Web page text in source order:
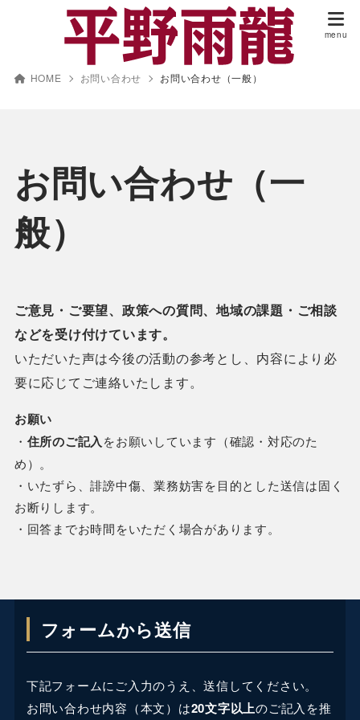
HOME お問い合わせ お問い合わせ（一般）
お問い合わせ（一
般）
ご意見・ご要望、政策への質問、地域の課題・ご相談
などを受け付けています。
いただいた声は今後の活動の参考とし、内容により必
要に応じてご連絡いたします。
お願い
・ 住所のご記入をお願いしています（確認・対応のた
め）。
・いたずら、誹謗中傷、業務妨害を目的とした送信は固く
お断りします。
・回答までお時間をいただく場合があります。
フォームから送信
下記フォームにご入力のうえ、送信してください。
お問い合わせ内容（本文）は20文字以上のご記入を推